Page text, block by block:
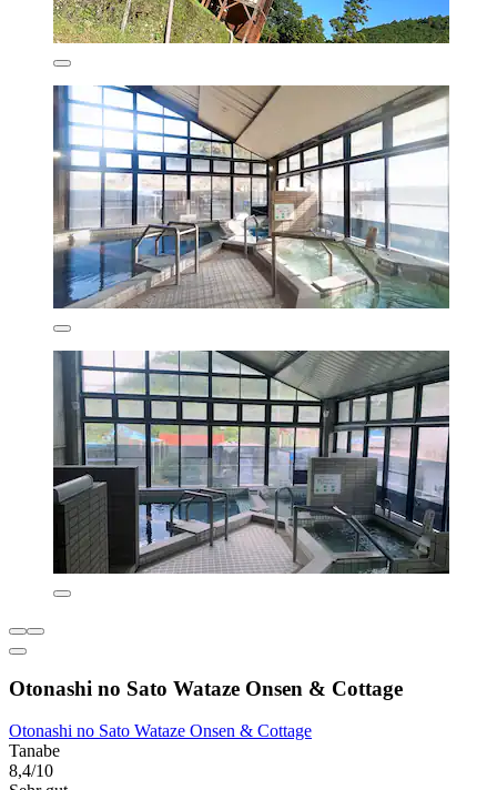
Otonashi no Sato Wataze Onsen & Cottage
Otonashi no Sato Wataze Onsen & Cottage
Tanabe
8,4/10